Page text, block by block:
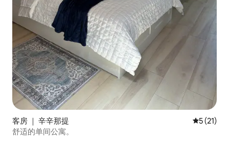
客房 ｜ 辛辛那提 平均评分
5 (21)
舒适的单间公寓。